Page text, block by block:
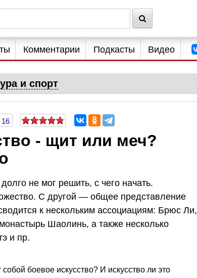
Комментарии Подкасты Видео
и спорт
- щит или меч?
не мог решить, с чего начать.
С другой — общее представление
к нескольким ассоциациям: Брюс Ли,
Шаолинь, а также несколько
и пр.
боевое искусство? И искусство ли это